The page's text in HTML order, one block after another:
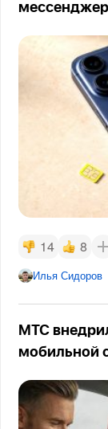
14 8
Илья Сидоров
МТС
мобильной